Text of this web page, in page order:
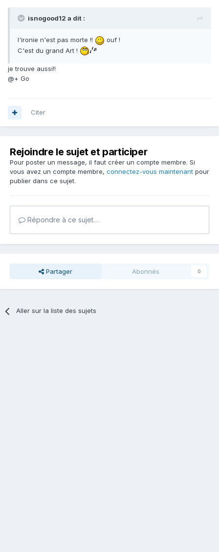
isnogood12 a dit :
l'ironie n'est pas morte !!
ouf !
C'est du grand Art !
je trouve aussi!!
@+ Go
Citer
Rejoindre le sujet et participer
Pour poster un message, il faut créer un compte membre. Si
vous avez un compte membre, connectez-vous maintenant pour
publier dans ce sujet.
Répondre à ce sujet…
Partager Abonnés 0
Aller sur la liste des sujets